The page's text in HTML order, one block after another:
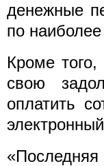
денежные
по
Кроме
свою
оплатить